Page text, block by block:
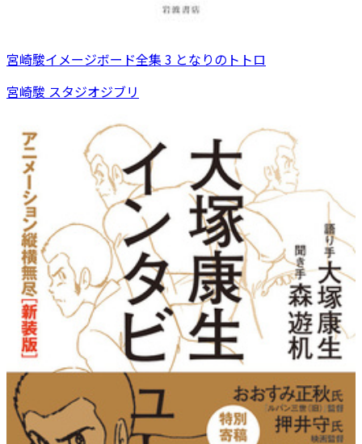
宮崎駿イメージボード全集 3 となりのトトロ
宮崎駿 スタジオジブリ